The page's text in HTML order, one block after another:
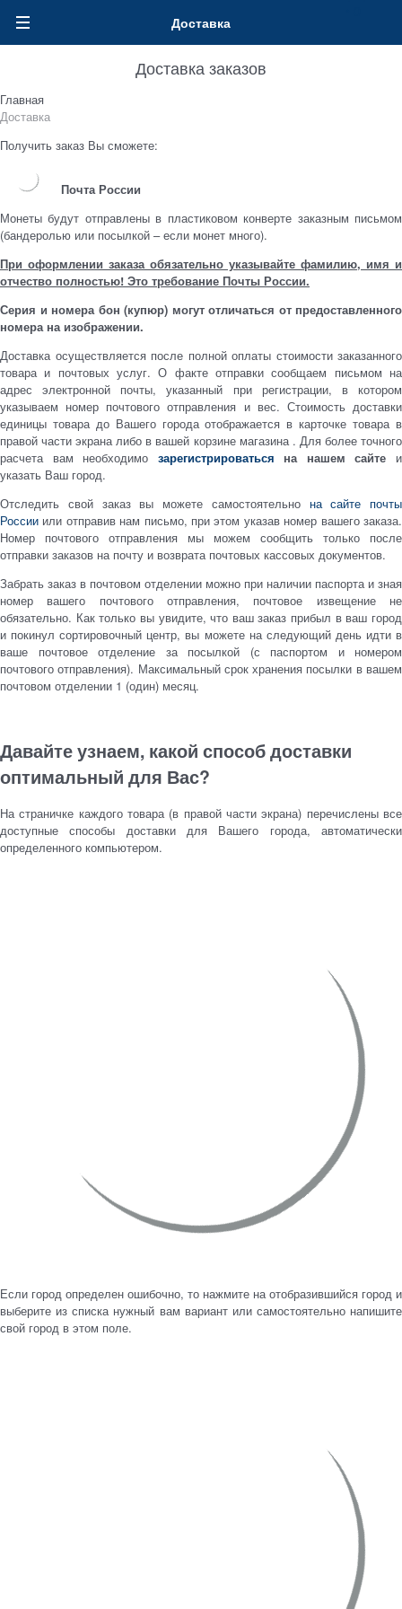
Доставка
Доставка заказов
Главная
Доставка
Получить заказ Вы сможете:
Почта России
Монеты будут отправлены в пластиковом конверте заказным письмом
(бандеролью или посылкой – если монет много).
При оформлении заказа обязательно указывайте фамилию, имя и
отчество полностью! Это требование Почты России.
Серия и номера бон (купюр) могут отличаться от предоставленного
номера на изображении.
Доставка осуществляется после полной оплаты стоимости заказанного
товара и почтовых услуг. О факте отправки сообщаем письмом на
адрес электронной почты, указанный при регистрации, в котором
указываем номер почтового отправления и вес. Стоимость доставки
единицы товара до Вашего города отображается в карточке товара в
правой части экрана либо в вашей корзине магазина . Для более точного
расчета вам необходимо зарегистрироваться на нашем сайте и
указать Ваш город.
Отследить свой заказ вы можете самостоятельно на сайте почты
России или отправив нам письмо, при этом указав номер вашего заказа.
Номер почтового отправления мы можем сообщить только после
отправки заказов на почту и возврата почтовых кассовых документов.
Забрать заказ в почтовом отделении можно при наличии паспорта и зная
номер вашего почтового отправления, почтовое извещение не
обязательно. Как только вы увидите, что ваш заказ прибыл в ваш город
и покинул сортировочный центр, вы можете на следующий день идти в
ваше почтовое отделение за посылкой (с паспортом и номером
почтового отправления). Максимальный срок хранения посылки в вашем
почтовом отделении 1 (один) месяц.
Давайте узнаем, какой способ доставки
оптимальный для Вас?
На страничке каждого товара (в правой части экрана) перечислены все
доступные способы доставки для Вашего города, автоматически
определенного компьютером.
Если город определен ошибочно, то нажмите на отобразившийся город и
выберите из списка нужный вам вариант или самостоятельно напишите
свой город в этом поле.